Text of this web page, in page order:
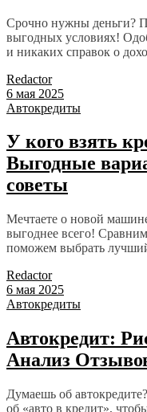
Срочно нужны деньги?
выгодных условиях!
и никаких справок о
Redactor
6 мая 2025
Автокредиты
У кого взять
Выгодные
советы
Мечтаете о новой
выгоднее всего!
поможем выбрать
Redactor
6 мая 2025
Автокредиты
Автокредит:
Анализ
Думаешь об
об «авто в кредит»,